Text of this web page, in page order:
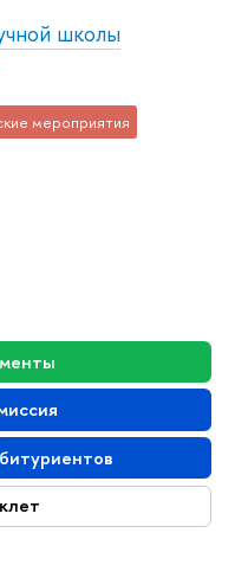
школы
мероприятия